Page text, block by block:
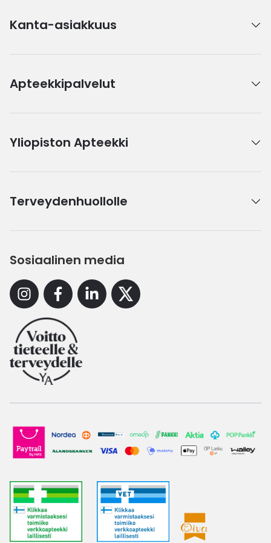
Kanta-asiakkuus
Apteekkipalvelut
Yliopiston Apteekki
Terveydenhuollolle
Sosiaalinen media
InstagramFacebookLinkedinX